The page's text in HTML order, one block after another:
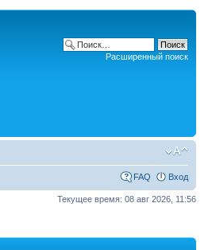
Расширенный поиск
FAQ Вход
Текущее время: 08 авг 2026, 11:56